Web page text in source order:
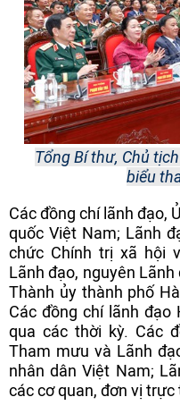
Tổng Bí thư, Chủ
biểu
Các đồng chí lãnh đạo,
quốc Việt Nam; Lãnh
chức Chính trị xã hội
Lãnh đạo, nguyên
Thành ủy thành phố
Các đồng chí lãnh đạo
qua các thời kỳ. Các
Tham mưu và Lãnh
nhân dân Việt Nam;
các cơ quan, đơn vị trực